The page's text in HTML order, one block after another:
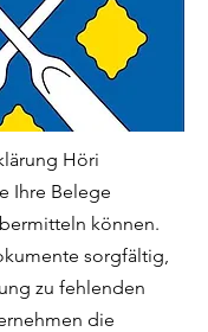
Höri
Ihre Belege
können.
sorgfältig,
zu fehlenden
die